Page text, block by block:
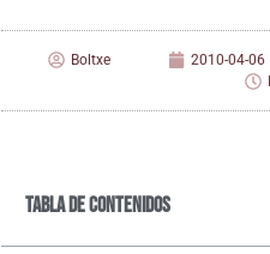
Boltxe 2010-04-06
Tabla de contenidos